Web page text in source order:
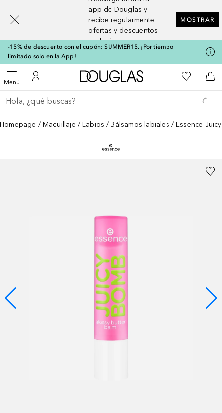
app de Douglas y
recibe regularmente
ofertas y descuentos
exclusivos
MOSTRAR
-15% de descuento con el cupón: SUMMER15. ¡Por tiempo
limitado solo en la App!
MenúAbrir menúMi cuenta
A Douglas HomeMi lista de
A
Regresar
Ejecutar búsqueda
Homepage Maquillaje Labios Bálsamos labiales Essence
[navigation.slideout.screenreader]